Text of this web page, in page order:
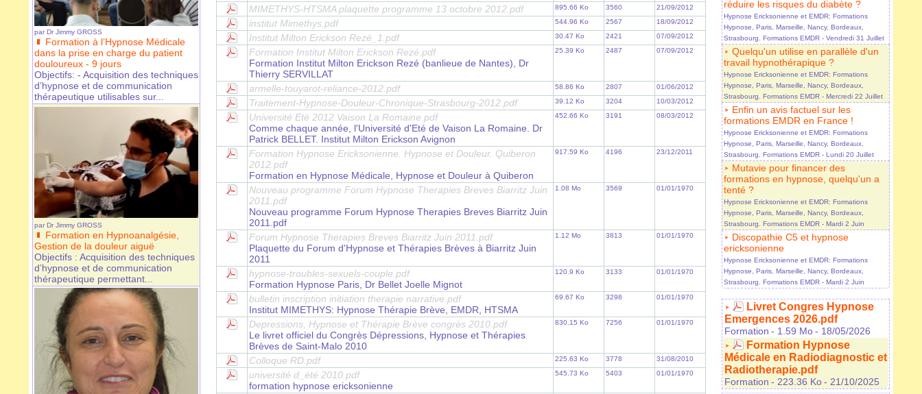
par Dr Jimmy GROSS
Formation à l’Hypnose Médicale
dans la prise en charge du patient
douloureux - 9 jours
Objectifs: - Acquisition des techniques
d’hypnose et de communication
thérapeutique utilisables sur...
par Dr Jimmy GROSS
Formation en Hypnoanalgésie,
Gestion de la douleur aiguë
Objectifs : Acquisition des techniques
d’hypnose et de communication
thérapeutique permettant...
MIMETHYS-HTSMA plaquette programme 13 octobre 2012.pdf 895.66 Ko 3560 21/09/2012
institut Mimethys.pdf 544.96 Ko 2567 18/09/2012
Institut Milton Erickson Rezé_1.pdf 30.47 Ko 2421 07/09/2012
Formation Institut Milton Erickson Rezé.pdf
Formation Institut Milton Erickson Rezé (banlieue de Nantes), Dr
Thierry SERVILLAT
25.39 Ko 2487 07/09/2012
armelle-touyarot-reliance-2012.pdf 58.86 Ko 2807 01/06/2012
Traitement-Hypnose-Douleur-Chronique-Strasbourg-2012.pdf 39.12 Ko 3204 10/03/2012
Université Eté 2012 Vaison La Romaine.pdf
Comme chaque année, l'Université d'Eté de Vaison La Romaine. Dr
Patrick BELLET. Institut Milton Erickson Avignon
452.66 Ko 3191 08/03/2012
Formation Hypnose Ericksonienne. Hypnose et Douleur. Quiberon
2012.pdf
Formation en Hypnose Médicale, Hypnose et Douleur à Quiberon
917.59 Ko 4196 23/12/2011
Nouveau programme Forum Hypnose Therapies Breves Biarritz Juin
2011.pdf
Nouveau programme Forum Hypnose Therapies Breves Biarritz Juin
2011.pdf
1.08 Mo 3569 01/01/1970
Forum Hypnose Therapies Breves Biarritz Juin 2011.pdf
Plaquette du Forum d'Hypnose et Thérapies Brèves à Biarritz Juin
2011
1.12 Mo 3813 01/01/1970
hypnose-troubles-sexuels-couple.pdf
Formation Hypnose Paris, Dr Bellet Joelle Mignot
120.9 Ko 3133 01/01/1970
bulletin inscription initiation therapie narrative.pdf
Institut MIMETHYS: Hypnose Thérapie Brève, EMDR, HTSMA
69.67 Ko 3298 01/01/1970
Depressions, Hypnose et Thérapie Brève congrès 2010.pdf
Le livret officiel du Congrès Dépressions, Hypnose et Thérapies
Brèves de Saint-Malo 2010
830.15 Ko 7256 01/01/1970
Colloque RD.pdf 225.63 Ko 3778 31/08/2010
université d_été 2010.pdf
formation hypnose ericksonienne
545.73 Ko 5403 01/01/1970
réduire les risques du diabète ?
Hypnose Ericksonienne et EMDR: Formations
Hypnose, Paris, Marseille, Nancy, Bordeaux,
Strasbourg. Formations EMDR - Vendredi 31 Juillet
Quelqu'un utilise en parallèle d'un
travail hypnothérapique ?
Hypnose Ericksonienne et EMDR: Formations
Hypnose, Paris, Marseille, Nancy, Bordeaux,
Strasbourg. Formations EMDR - Mercredi 22 Juillet
Enfin un avis factuel sur les
formations EMDR en France !
Hypnose Ericksonienne et EMDR: Formations
Hypnose, Paris, Marseille, Nancy, Bordeaux,
Strasbourg. Formations EMDR - Lundi 20 Juillet
Mutavie pour financer des
formations en hypnose, quelqu'un a
tenté ?
Hypnose Ericksonienne et EMDR: Formations
Hypnose, Paris, Marseille, Nancy, Bordeaux,
Strasbourg. Formations EMDR - Mardi 2 Juin
Discopathie C5 et hypnose
ericksonienne
Hypnose Ericksonienne et EMDR: Formations
Hypnose, Paris, Marseille, Nancy, Bordeaux,
Strasbourg. Formations EMDR - Mardi 2 Juin
Livret Congres Hypnose
Emergences 2026.pdf
Formation - 1.59 Mo- 18/05/2026
Formation Hypnose
Médicale en Radiodiagnostic et
Radiotherapie.pdf
Formation - 223.36 Ko- 21/10/2025